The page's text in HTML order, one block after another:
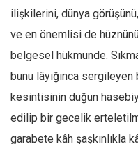
ilişkilerini, dünya görüşünü,
ve en önemlisi de
belgesel hükmünde.
bunu lâyığınca
kesintisinin düğün
edilip bir gecelik
garabete kâh şaşkınlıkla